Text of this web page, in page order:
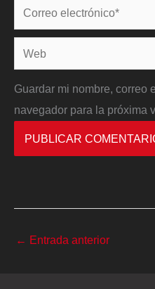
Correo
electrónico*
Web
Guardar mi nombre, correo
navegador para la próxima
← Entrada anterior